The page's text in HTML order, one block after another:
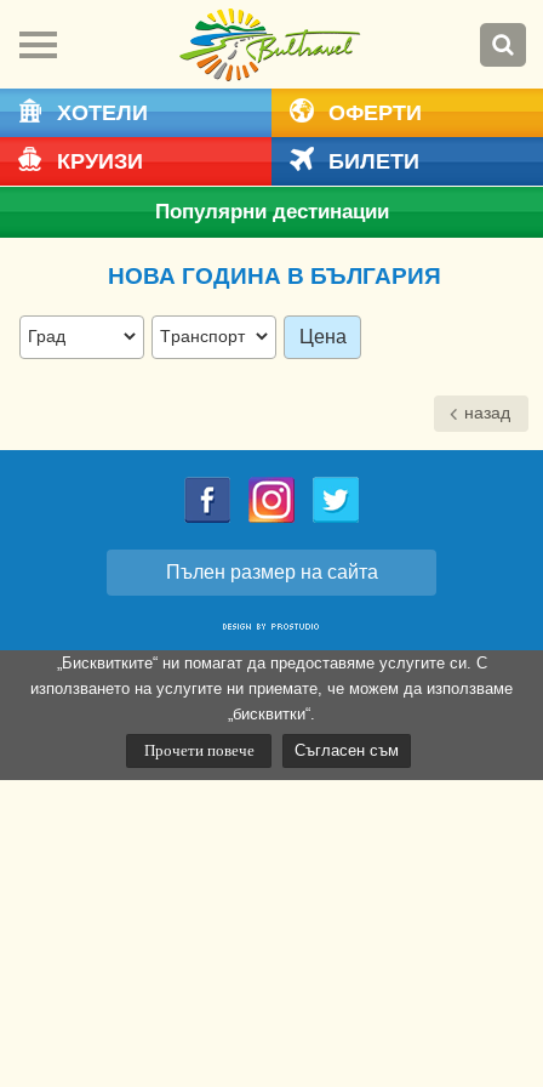
ХОТЕЛИ
ОФЕРТИ
КРУИЗИ
БИЛЕТИ
Популярни дестинации
НОВА ГОДИНА В БЪЛГАРИЯ
Цена
назад
Пълен размер на сайта
„Бисквитките“ ни помагат да предоставяме услугите си. С
използването на услугите ни приемате, че можем да използваме
„бисквитки“.
Прочети повече
Съгласен съм